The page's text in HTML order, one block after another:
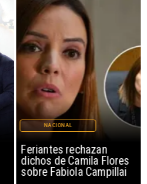
Feriantes rechazan
dichos de Camila Flores
sobre Fabiola Campillai
NACIONAL